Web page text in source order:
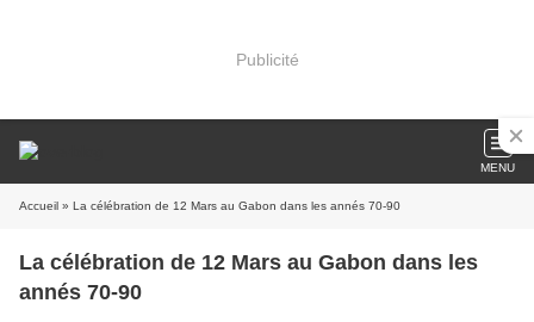
Publicité
MENU
Accueil » La célébration de 12 Mars au Gabon dans les annés 70-90
La célébration de 12 Mars au Gabon dans les
annés 70-90